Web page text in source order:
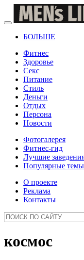
БОЛЬШЕ
Фитнес
Здоровье
Секс
Питание
Стиль
Деньги
Отдых
Персона
Новости
Фотогалерея
Фитнес-гид
Лучшие
Популярные темы
О проекте
Реклама
Контакты
космос